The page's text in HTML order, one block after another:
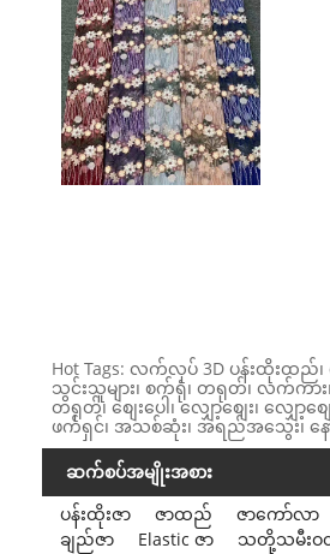
Hot Tags: လက်လုပ် 3D ပန်းထိုးထည်
သွင်းသူများ၊ စက်ရုံ၊ တရုတ်၊ လက်ကား
တရုတ်၊ စျေးပေါ၊ လျှော့စျေး၊ လျှော့စျ
ဖက်ရှင်၊ အသစ်ဆုံး၊ အရည်အသွေး၊ နေ
ဆက်စပ်အမျိုးအစား
ပန်းထိုးဇာ
ဇာထည် ဇာကော်လာ
ချည်ဇာ
Elastic ဇာ သတို့သမီးဝ